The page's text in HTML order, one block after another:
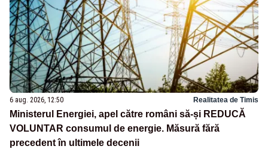
6 aug. 2026, 12:50 Realitatea de Timis
Ministerul Energiei, apel către români să-și REDUCĂ
VOLUNTAR consumul de energie. Măsură fără
precedent în ultimele decenii